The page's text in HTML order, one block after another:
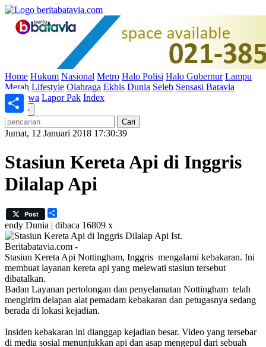
Home Hukum Nasional Metro Halo Polisi Halo Gubernur Lampu
Merah Lifestyle Olahraga Ekbis Dunia Seleb Sensasi Batavia
Peristiwa Lapor Pak Index
»
Jumat, 12 Januari 2018 17:30:39
Stasiun Kereta Api di Inggris
Dilalap Api
Post
endy Dunia | dibaca 16809 x
Ist.
Beritabatavia.com -
Stasiun Kereta Api Nottingham, Inggris mengalami kebakaran. Ini
membuat layanan kereta api yang melewati stasiun tersebut
dibatalkan.
Badan Layanan pertolongan dan penyelamatan Nottingham telah
mengirim delapan alat pemadam kebakaran dan petugasnya sedang
berada di lokasi kejadian.
Insiden kebakaran ini dianggap kejadian besar. Video yang tersebar
di media sosial menunjukkan api dan asap mengepul dari sebuah
Share